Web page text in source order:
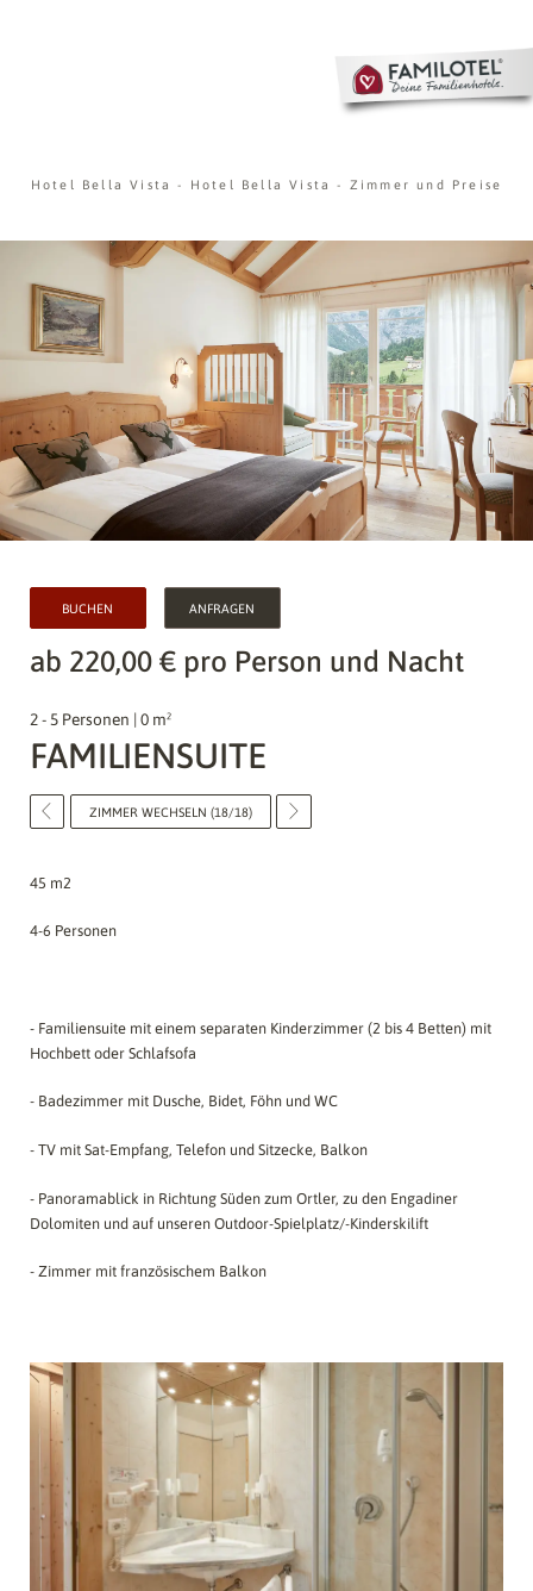
Hotel Bella Vista- Hotel Bella Vista- Zimmer und Preise
BUCHEN ANFRAGEN
ab 220,00 € pro Person und Nacht
2 - 5 Personen | 0 m²
FAMILIENSUITE
ZIMMER WECHSELN (18/18)
45 m2
4-6 Personen
- Familiensuite mit einem separaten Kinderzimmer (2 bis 4 Betten) mit
Hochbett oder Schlafsofa
- Badezimmer mit Dusche, Bidet, Föhn und WC
- TV mit Sat-Empfang, Telefon und Sitzecke, Balkon
- Panoramablick in Richtung Süden zum Ortler, zu den Engadiner
Dolomiten und auf unseren Outdoor-Spielplatz/-Kinderskilift
- Zimmer mit französischem Balkon